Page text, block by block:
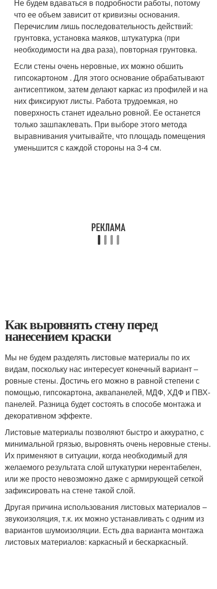
Не будем вдаваться в подробности работы, потому
что ее объем зависит от кривизны основания.
Перечислим лишь последовательность действий:
грунтовка, установка маяков, штукатурка (при
необходимости на два раза), повторная грунтовка.
Если стены очень неровные, их можно обшить
гипсокартоном . Для этого основание обрабатывают
антисептиком, затем делают каркас из профилей и на
них фиксируют листы. Работа трудоемкая, но
поверхность станет идеально ровной. Ее останется
только зашпаклевать. При выборе этого метода
выравнивания учитывайте, что площадь помещения
уменьшится с каждой стороны на 3-4 см.
Как выровнять стену перед
нанесением краски
Мы не будем разделять листовые материалы по их
видам, поскольку нас интересует конечный вариант –
ровные стены. Достичь его можно в равной степени с
помощью, гипсокартона, аквапанелей, МДФ, ХДФ и ПВХ-
панелей. Разница будет состоять в способе монтажа и
декоративном эффекте.
Листовые материалы позволяют быстро и аккуратно, с
минимальной грязью, выровнять очень неровные стены.
Их применяют в ситуации, когда необходимый для
желаемого результата слой штукатурки нерентабелен,
или же просто невозможно даже с армирующей сеткой
зафиксировать на стене такой слой.
Другая причина использования листовых материалов –
звукоизоляция, т.к. их можно устанавливать с одним из
вариантов шумоизоляции. Есть два варианта монтажа
листовых материалов: каркасный и бескаркасный.